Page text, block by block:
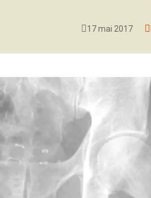
17 mai 2017